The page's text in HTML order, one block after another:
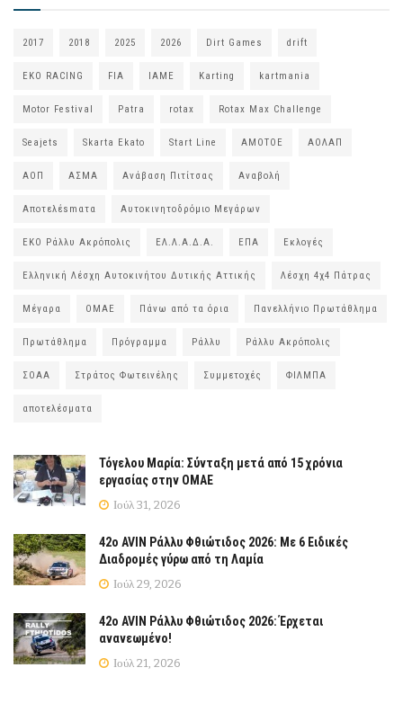
2017 2018 2025 2026 Dirt Games drift
EKO RACING FIA IAME Karting kartmania
Motor Festival Patra rotax Rotax Max Challenge
Seajets Skarta Ekato Start Line ΑΜΟΤΟΕ ΑΟΛΑΠ
ΑΟΠ ΑΣΜΑ Ανάβαση Πιτίτσας Αναβολή
Αποτελέsmατα Αυτοκινητοδρόμιο Μεγάρων
ΕΚΟ Ράλλυ Ακρόπολις ΕΛ.Λ.Α.Δ.Α. ΕΠΑ Εκλογές
Ελληνική Λέσχη Αυτοκινήτου Δυτικής Αττικής Λέσχη 4χ4 Πάτρας
Μέγαρα ΟΜΑΕ Πάνω από τα όρια Πανελλήνιο Πρωτάθλημα
Πρωτάθλημα Πρόγραμμα Ράλλυ Ράλλυ Ακρόπολις
ΣΟΑΑ Στράτος Φωτεινέλης Συμμετοχές ΦΙΛΜΠΑ
αποτελέσματα
Τόγελου Μαρία: Σύνταξη μετά από 15 χρόνια
εργασίας στην ΟΜΑΕ
Ιούλ 31, 2026
42ο AVIN Ράλλυ Φθιώτιδος 2026: Με 6 Ειδικές
Διαδρομές γύρω από τη Λαμία
Ιούλ 29, 2026
42ο AVIN Ράλλυ Φθιώτιδος 2026: Έρχεται
ανανεωμένο!
Ιούλ 21, 2026